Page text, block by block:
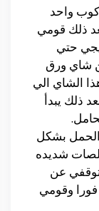
واحد
ذلك قومي
حتي
شاي ورق
الشاي الي
ذلك يبدأ
الحمل بشكل
شديده
توقفي عن
وقومي